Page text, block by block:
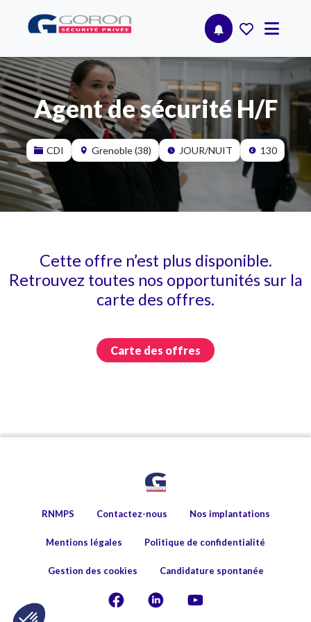
Agent de sécurité H/F
CDI Grenoble (38) JOUR/NUIT 130
Cette offre n’est plus disponible.
Retrouvez toutes nos opportunités sur la
carte des offres.
Carte des offres
RNMPS Contactez-nous Nos implantations
Mentions légales Politique de confidentialité
Gestion des cookies Candidature spontanée